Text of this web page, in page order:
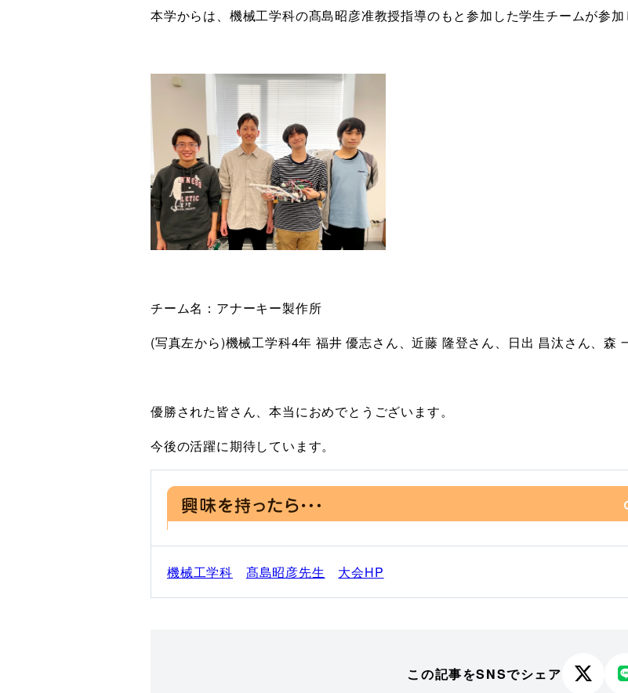
本学からは、機械工学科の髙島昭彦准教授指導のもと参加した学生チームが参加
チーム名：アナーキー製作所
(写真左から)機械工学科4年 福井 優志さん、近藤 隆登さん、日出 昌汰さん、森
優勝された皆さん、本当におめでとうございます。
今後の活躍に期待しています。
機械工学科 髙島昭彦先生 大会HP
この記事をSNSでシェア
X